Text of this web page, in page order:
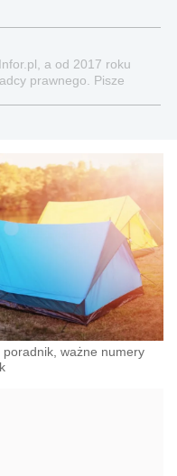
a od 2017 roku
prawnego. Pisze
ważne numery